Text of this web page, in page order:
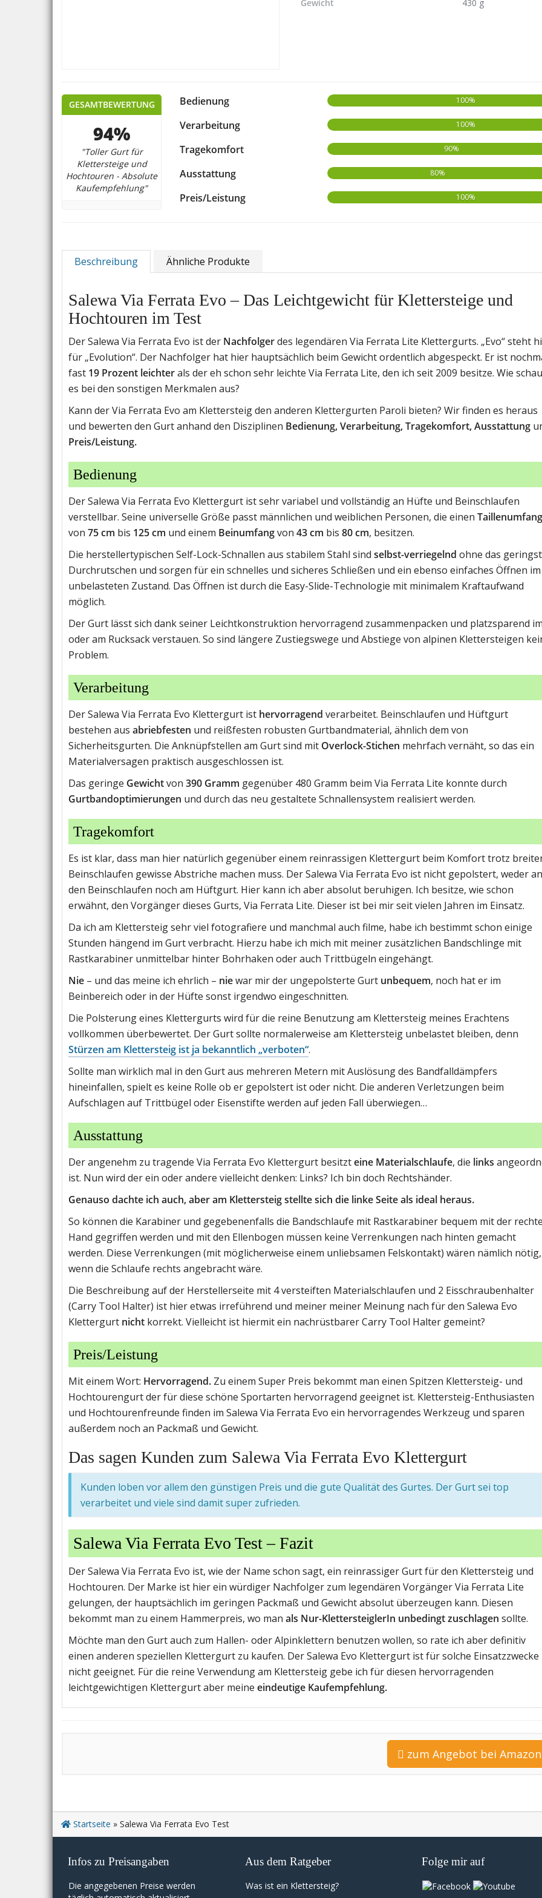
Gewicht
430 g
GESAMTBEWERTUNG
94%
"Toller Gurt für
Klettersteige und
Hochtouren - Absolute
Kaufempfehlung"
Bedienung 100%
Verarbeitung 100%
Tragekomfort 90%
Ausstattung 80%
Preis/Leistung 100%
Beschreibung Ähnliche Produkte
Salewa Via Ferrata Evo – Das Leichtgewicht für Klettersteige und
Hochtouren im Test
Der Salewa Via Ferrata Evo ist der Nachfolgerdes legendären Via Ferrata Lite Klettergurts. „Evo“ steht
für „Evolution“. Der Nachfolger hat hier hauptsächlich beim Gewicht ordentlich abgespeckt. Er ist
fast 19 Prozent leichterals der eh schon sehr leichte Via Ferrata Lite, den ich seit 2009 besitze. Wie
es bei den sonstigen Merkmalen aus?
Kann der Via Ferrata Evo am Klettersteig den anderen Klettergurten Paroli bieten? Wir finden es heraus
und bewerten den Gurt anhand den Disziplinen Bedienung, Verarbeitung, Tragekomfort, Ausstattung
Preis/Leistung.
Bedienung
Der Salewa Via Ferrata Evo Klettergurt ist sehr variabel und vollständig an Hüfte und Beinschlaufen
verstellbar. Seine universelle Größe passt männlichen und weiblichen Personen, die einen Taillenumfang
von 75 cm bis 125 cm und einem Beinumfangvon 43 cm bis 80 cm, besitzen.
Die herstellertypischen Self-Lock-Schnallen aus stabilem Stahl sind selbst-verriegelnd ohne das
Durchrutschen und sorgen für ein schnelles und sicheres Schließen und ein ebenso einfaches Öffnen im
unbelasteten Zustand. Das Öffnen ist durch die Easy-Slide-Technologie mit minimalem Kraftaufwand
möglich.
Der Gurt lässt sich dank seiner Leichtkonstruktion hervorragend zusammenpacken und platzsparend
oder am Rucksack verstauen. So sind längere Zustiegswege und Abstiege von alpinen Klettersteigen
Problem.
Verarbeitung
Der Salewa Via Ferrata Evo Klettergurt ist hervorragend verarbeitet. Beinschlaufen und Hüftgurt
bestehen aus abriebfesten und reißfesten robusten Gurtbandmaterial, ähnlich dem von
Sicherheitsgurten. Die Anknüpfstellen am Gurt sind mit Overlock-Stichen mehrfach vernäht, so das ein
Materialversagen praktisch ausgeschlossen ist.
Das geringe Gewichtvon 390 Gramm gegenüber 480 Gramm beim Via Ferrata Lite konnte durch
Gurtbandoptimierungen und durch das neu gestaltete Schnallensystem realisiert werden.
Tragekomfort
Es ist klar, dass man hier natürlich gegenüber einem reinrassigen Klettergurt beim Komfort trotz
Beinschlaufen gewisse Abstriche machen muss. Der Salewa Via Ferrata Evo ist nicht gepolstert, weder an
den Beinschlaufen noch am Hüftgurt. Hier kann ich aber absolut beruhigen. Ich besitze, wie schon
erwähnt, den Vorgänger dieses Gurts, Via Ferrata Lite. Dieser ist bei mir seit vielen Jahren im Einsatz.
Da ich am Klettersteig sehr viel fotografiere und manchmal auch filme, habe ich bestimmt schon einige
Stunden hängend im Gurt verbracht. Hierzu habe ich mich mit meiner zusätzlichen Bandschlinge mit
Rastkarabiner unmittelbar hinter Bohrhaken oder auch Trittbügeln eingehängt.
Nie – und das meine ich ehrlich – niewar mir der ungepolsterte Gurt unbequem, noch hat er im
Beinbereich oder in der Hüfte sonst irgendwo eingeschnitten.
Die Polsterung eines Klettergurts wird für die reine Benutzung am Klettersteig meines Erachtens
vollkommen überbewertet. Der Gurt sollte normalerweise am Klettersteig unbelastet bleiben, denn
Stürzen am Klettersteig ist ja bekanntlich „verboten“.
Sollte man wirklich mal in den Gurt aus mehreren Metern mit Auslösung des Bandfalldämpfers
hineinfallen, spielt es keine Rolle ob er gepolstert ist oder nicht. Die anderen Verletzungen beim
Aufschlagen auf Trittbügel oder Eisenstifte werden auf jeden Fall überwiegen…
Ausstattung
Der angenehm zu tragende Via Ferrata Evo Klettergurt besitzteine Materialschlaufe, die links
ist. Nun wird der ein oder andere vielleicht denken: Links? Ich bin doch Rechtshänder.
Genauso dachte ich auch, aber am Klettersteig stellte sich die linke Seite als ideal heraus.
So können die Karabiner und gegebenenfalls die Bandschlaufe mit Rastkarabiner bequem mit der
Hand gegriffen werden und mit den Ellenbogen müssen keine Verrenkungen nach hinten gemacht
werden. Diese Verrenkungen (mit möglicherweise einem unliebsamen Felskontakt) wären nämlich nötig,
wenn die Schlaufe rechts angebracht wäre.
Die Beschreibung auf der Herstellerseite mit 4 versteiften Materialschlaufen und 2 Eisschraubenhalter
(Carry Tool Halter) ist hier etwas irreführend und meiner meiner Meinung nach für den Salewa Evo
Klettergurt nicht korrekt. Vielleicht ist hiermit ein nachrüstbarer Carry Tool Halter gemeint?
Preis/Leistung
Mit einem Wort: Hervorragend. Zu einem Super Preis bekommt man einen Spitzen Klettersteig- und
Hochtourengurt der für diese schöne Sportarten hervorragend geeignet ist. Klettersteig-Enthusiasten
und Hochtourenfreunde finden im Salewa Via Ferrata Evo ein hervorragendes Werkzeug und sparen
außerdem noch an Packmaß und Gewicht.
Das sagen Kunden zum Salewa Via Ferrata Evo Klettergurt
Kunden loben vor allem den günstigen Preis und die gute Qualität des Gurtes. Der Gurt sei top
verarbeitet und viele sind damit super zufrieden.
Salewa Via Ferrata Evo Test – Fazit
Der Salewa Via Ferrata Evo ist, wie der Name schon sagt, ein reinrassiger Gurt für den Klettersteig und
Hochtouren. Der Marke ist hier ein würdiger Nachfolger zum legendären Vorgänger Via Ferrata Lite
gelungen, der hauptsächlich im geringen Packmaß und Gewicht absolut überzeugen kann. Diesen
bekommt man zu einem Hammerpreis, wo man als Nur-KlettersteiglerIn unbedingt zuschlagen sollte.
Möchte man den Gurt auch zum Hallen- oder Alpinklettern benutzen wollen, so rate ich aber definitiv
einen anderen speziellen Klettergurt zu kaufen. Der Salewa Evo Klettergurt ist für solche Einsatzzwecke
nicht geeignet. Für die reine Verwendung am Klettersteig gebe ich für diesen hervorragenden
leichtgewichtigen Klettergurt aber meine eindeutige Kaufempfehlung.
zum Angebot bei Amazon
Startseite » Salewa Via Ferrata Evo Test
Infos zu Preisangaben
Die angegebenen Preise werden
Aus dem Ratgeber
Was ist ein Klettersteig?
Folge mir auf